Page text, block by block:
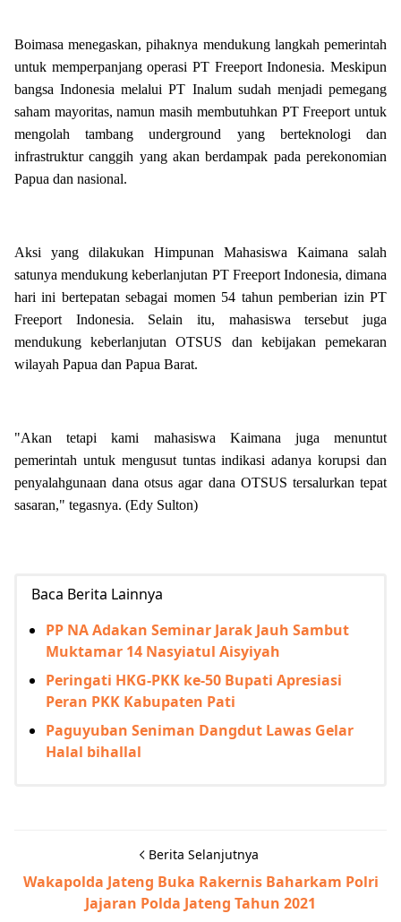
Boimasa menegaskan, pihaknya mendukung langkah pemerintah
untuk memperpanjang operasi PT Freeport Indonesia. Meskipun
bangsa Indonesia melalui PT Inalum sudah menjadi pemegang
saham mayoritas, namun masih membutuhkan PT Freeport untuk
mengolah tambang underground yang berteknologi dan
infrastruktur canggih yang akan berdampak pada perekonomian
Papua dan nasional.
Aksi yang dilakukan Himpunan Mahasiswa Kaimana salah
satunya mendukung keberlanjutan PT Freeport Indonesia, dimana
hari ini bertepatan sebagai momen 54 tahun pemberian izin PT
Freeport Indonesia. Selain itu, mahasiswa tersebut juga
mendukung keberlanjutan OTSUS dan kebijakan pemekaran
wilayah Papua dan Papua Barat.
"Akan tetapi kami mahasiswa Kaimana juga menuntut
pemerintah untuk mengusut tuntas indikasi adanya korupsi dan
penyalahgunaan dana otsus agar dana OTSUS tersalurkan tepat
sasaran," tegasnya. (Edy Sulton)
Baca Berita Lainnya
PP NA Adakan Seminar Jarak Jauh Sambut
Muktamar 14 Nasyiatul Aisyiyah
Peringati HKG-PKK ke-50 Bupati Apresiasi
Peran PKK Kabupaten Pati
Paguyuban Seniman Dangdut Lawas Gelar
Halal bihallal
Berita Selanjutnya
Wakapolda Jateng Buka Rakernis Baharkam Polri
Jajaran Polda Jateng Tahun 2021